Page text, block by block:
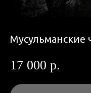
Мусульманские
17 000 р.